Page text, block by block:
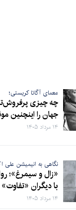
معمای آگاتا کریستی؛
چه چیزی
جهان را اینچنین
۱۴ مرداد ۱۴۰۵
نگاهی به انیمیشن علی
«زال و سیمرغ»؛
با دیگران «تفاوت»
۱۴ مرداد ۱۴۰۵